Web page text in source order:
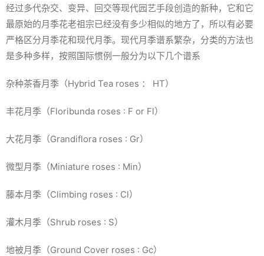
经过多代杂交、变异、回交等现代园艺手段创造的新种，它和它
最原始的月季花老祖宗已经没有多少相似的地方了，所以有必要
严格区分月季花和现代月季。现代月季谱系繁杂，分类的方法也
是多种多样，按照国际惯例一般分为以下几个谱系
杂种茶香月季（Hybrid Tea roses ： HT）
丰花月季（Floribunda roses : F or Fl）
大花月季（Grandiflora roses : Gr）
微型月季（Miniature roses : Min）
藤本月季（Climbing roses : Cl）
灌木月季（Shrub roses : S）
地被月季（Ground Cover roses : Gc）